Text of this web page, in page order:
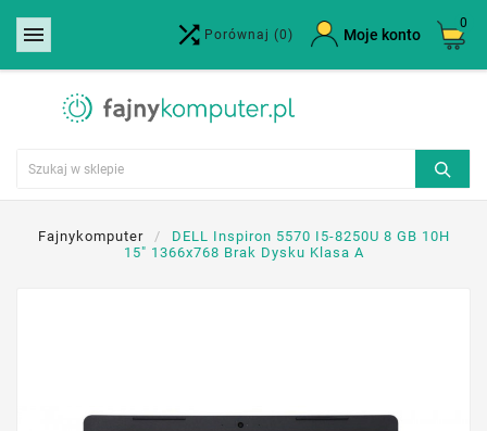
  Porównaj (0) Moje konto
0
Fajnykomputer
DELL Inspiron 5570 I5-8250U 8 GB 10H
15" 1366x768 Brak Dysku Klasa A
Utwórz listę życzeń ×
Nazwa listy życzeń
Anuluj Utwórz listę życzeń